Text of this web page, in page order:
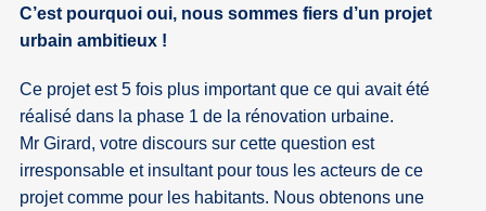
C’est pourquoi oui, nous sommes fiers d’un projet
urbain ambitieux !
Ce projet est 5 fois plus important que ce qui avait été
réalisé dans la phase 1 de la rénovation urbaine.
Mr Girard, votre discours sur cette question est
irresponsable et insultant pour tous les acteurs de ce
projet comme pour les habitants. Nous obtenons une